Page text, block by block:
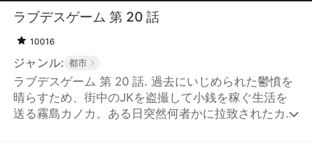
ラブデスゲーム 第 20 話
10016
ジャンル: 都市
ラブデスゲーム 第 20 話. 過去にいじめられた鬱憤を
晴らすため、街中のJKを盗撮して小銭を稼ぐ生活を
送る霧島カノカ。ある日突然何者かに拉致されたカノ